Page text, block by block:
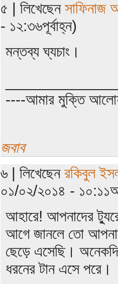
৫ | লিখেছেন সাফিনাজ
- ১২:৩৬পূর্বাহ্ন)
মন্তব্য ঘ্যচাং।
----আমার মুক্তি
জবাব
৬ | লিখেছেন রকিবুল
০১/০২/২০১৪ -
আহারে! আপনাদের
আগে জানলে তো
ছেড়ে এসেছি।
ধরনের টান এসে পরে।